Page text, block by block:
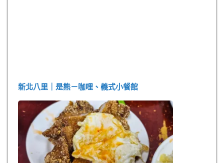
新北八里｜是熊－咖哩、義式小餐館